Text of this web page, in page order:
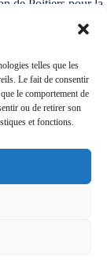
telles que les
Le fait de consentir
le comportement de
ou de retirer son
et fonctions.
de Poitiers pour la
Instagram